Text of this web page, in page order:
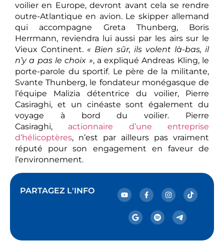
voilier en Europe, devront avant cela se rendre
outre-Atlantique en avion. Le skipper allemand
qui accompagne Greta Thunberg, Boris
Herrmann, reviendra lui aussi par les airs sur le
Vieux Continent. « Bien sûr, ils volent là-bas, il
n’y a pas le choix », a expliqué Andreas Kling, le
porte-parole du sportif. Le père de la militante,
Svante Thunberg, le fondateur monégasque de
l’équipe Malizia détentrice du voilier, Pierre
Casiraghi, et un cinéaste sont également du
voyage à bord du voilier. Pierre
Casiraghi, actionnaire d’une entreprise
d’hélicoptères, n’est par ailleurs pas vraiment
réputé pour son engagement en faveur de
l’environnement.
PARTAGEZ L'INFO